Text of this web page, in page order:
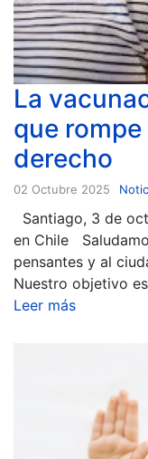
La
que
derecho
02 Octubre 2025
Santiago, 3 de
en Chile
pensantes y al
Nuestro objetivo
Leer más